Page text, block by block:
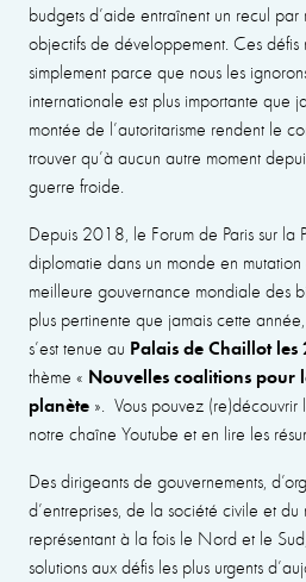
budgets d’aide entraînent un recul
objectifs de développement. Ces défis
simplement parce que nous les
internationale est plus importante que
montée de l’autoritarisme rendent le
trouver qu’à aucun autre moment
guerre froide.
Depuis 2018, le Forum de Paris sur la
diplomatie dans un monde en
meilleure gouvernance mondiale des
plus pertinente que jamais cette
s’est tenue au Palais de Chaillot
thème « Nouvelles coalitions pour
planète ». Vous pouvez (re)découvrir
notre chaîne Youtube et en lire les
Des dirigeants de gouvernements,
d’entreprises, de la société civile et du
représentant à la fois le Nord et le
solutions aux défis les plus urgents